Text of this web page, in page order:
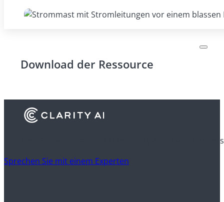
Download der Ressource
Erfahren Sie, wie Finanzinstitute Clarity AI nutzen, um
Sprechen Sie mit einem Experten